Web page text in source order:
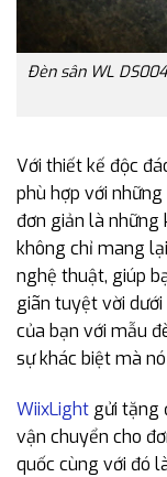
Đèn sân WL
Với thiết kế độc
phù hợp với
đơn giản là những
không chỉ mang
nghệ thuật, giúp
giãn tuyệt vời
của bạn với mẫu
sự khác biệt mà
WiixLight gửi tặng
vận chuyển cho
quốc cùng với đó